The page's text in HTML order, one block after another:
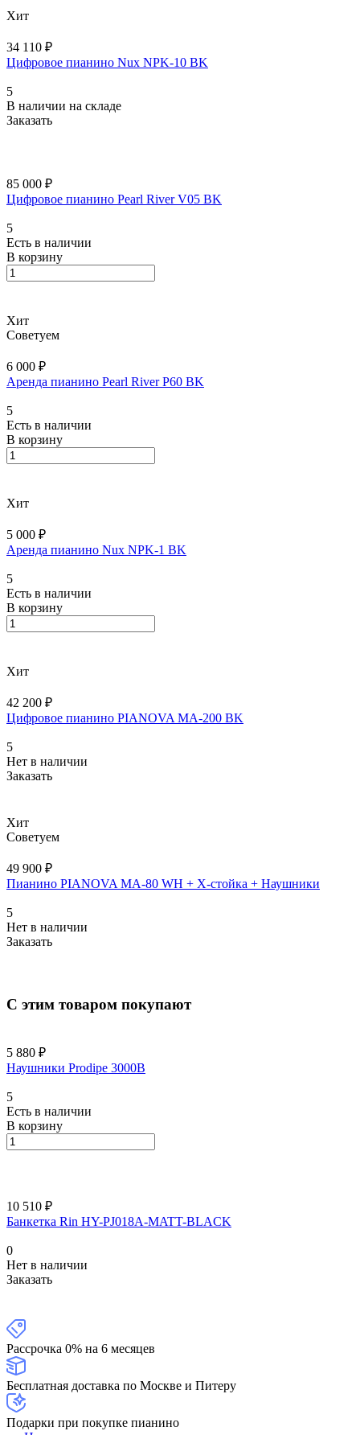
Хит
34 110 ₽
Цифровое пианино Nux NPK-10 BK
5
В наличии на складе
Заказать
85 000 ₽
Цифровое пианино Pearl River V05 BK
5
Есть в наличии
В корзину
Хит
Советуем
6 000 ₽
Аренда пианино Pearl River P60 BK
5
Есть в наличии
В корзину
Хит
5 000 ₽
Аренда пианино Nux NPK-1 BK
5
Есть в наличии
В корзину
Хит
42 200 ₽
Цифровое пианино PIANOVA MA-200 BK
5
Нет в наличии
Заказать
Хит
Советуем
49 900 ₽
Пианино PIANOVA MA-80 WH + X-cтойка + Наушники
5
Нет в наличии
Заказать
С этим товаром покупают
5 880 ₽
Наушники Prodipe 3000B
5
Есть в наличии
В корзину
10 510 ₽
Банкетка Rin HY-PJ018A-MATT-BLACK
0
Нет в наличии
Заказать
Рассрочка 0% на 6 месяцев
Бесплатная доставка по Москве и Питеру
Подарки при покупке пианино